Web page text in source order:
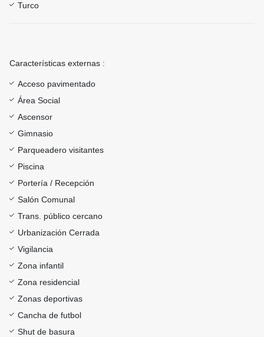
Turco
Características externas :
Acceso pavimentado
Área Social
Ascensor
Gimnasio
Parqueadero visitantes
Piscina
Portería / Recepción
Salón Comunal
Trans. público cercano
Urbanización Cerrada
Vigilancia
Zona infantil
Zona residencial
Zonas deportivas
Cancha de futbol
Shut de basura